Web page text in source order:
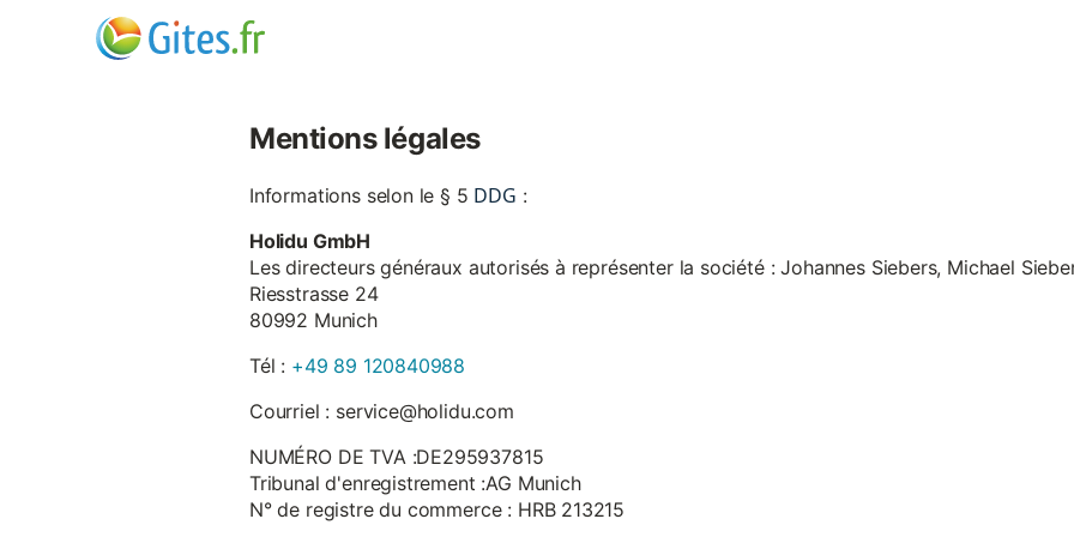
Mentions légales
Informations selon le § 5 DDG :
Holidu GmbH
Les directeurs généraux autorisés à représenter la société : Johannes Siebers, Michael
Riesstrasse 24
80992 Munich
Tél : +49 89 120840988
Courriel : service@holidu.com
NUMÉRO DE TVA :DE295937815
Tribunal d'enregistrement :AG Munich
N° de registre du commerce : HRB 213215